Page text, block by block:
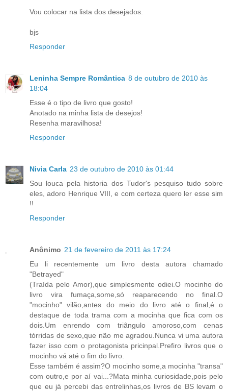
Vou colocar na lista dos desejados.
bjs
Responder
Leninha Sempre Romântica 8 de outubro de 2010 às
18:04
Esse é o tipo de livro que gosto!
Anotado na minha lista de desejos!
Resenha maravilhosa!
Responder
Nivia Carla 23 de outubro de 2010 às 01:44
Sou louca pela historia dos Tudor's pesquiso tudo sobre
eles, adoro Henrique VIII, e com certeza quero ler esse sim
!!
Responder
Anônimo 21 de fevereiro de 2011 às 17:24
Eu li recentemente um livro desta autora chamado
"Betrayed"
(Traída pelo Amor),que simplesmente odiei.O mocinho do
livro vira fumaça,some,só reaparecendo no final.O
"mocinho" vilão,antes do meio do livro até o final,é o
destaque de toda trama com a mocinha que fica com os
dois.Um enrendo com triângulo amoroso,com cenas
tórridas de sexo,que não me agradou.Nunca vi uma autora
fazer isso com o protagonista pricinpal.Prefiro livros que o
mocinho vá até o fim do livro.
Esse também é assim?O mocinho some,a mocinha "transa"
com outro,e por aí vai...?Mata minha curiosidade,pois pelo
que eu já percebi das entrelinhas,os livros de BS levam o